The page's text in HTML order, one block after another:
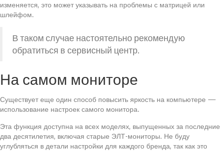
изменяется, это может указывать на проблемы с матрицей или
шлейфом.
В таком случае настоятельно рекомендую
обратиться в сервисный центр.
На самом мониторе
Существует еще один способ повысить яркость на компьютере —
использование настроек самого монитора.
Эта функция доступна на всех моделях, выпущенных за последние
два десятилетия, включая старые ЭЛТ-мониторы. Не буду
углубляться в детали настройки для каждого бренда, так как это